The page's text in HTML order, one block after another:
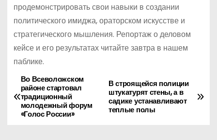
продемонстрировать свои навыки в создании
политического имиджа, ораторском искусстве и
стратегического мышления. Репортаж о деловом
кейсе и его результатах читайте завтра в нашем
паблике.
Н
а
В строящейся полиции
штукатурят стены, а в
садике устанавливают
теплые полы
Во Всеволожском
районе стартовал
традиционный
молодежный форум
«Голос России»